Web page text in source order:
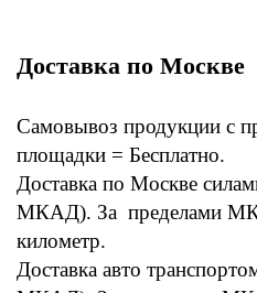
Доставка по Москве
Самовывоз продукции с
площадки = Бесплатно.
Доставка по Москве
МКАД). За пределами
километр.
Доставка авто